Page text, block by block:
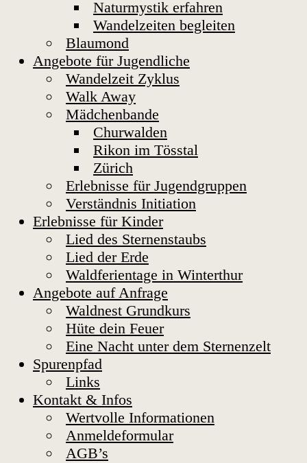
Naturmystik erfahren
Wandelzeiten begleiten
Blaumond
Angebote für Jugendliche
Wandelzeit Zyklus
Walk Away
Mädchenbande
Churwalden
Rikon im Tösstal
Zürich
Erlebnisse für Jugendgruppen
Verständnis Initiation
Erlebnisse für Kinder
Lied des Sternenstaubs
Lied der Erde
Waldferientage in Winterthur
Angebote auf Anfrage
Waldnest Grundkurs
Hüte dein Feuer
Eine Nacht unter dem Sternenzelt
Spurenpfad
Links
Kontakt & Infos
Wertvolle Informationen
Anmeldeformular
AGB’s